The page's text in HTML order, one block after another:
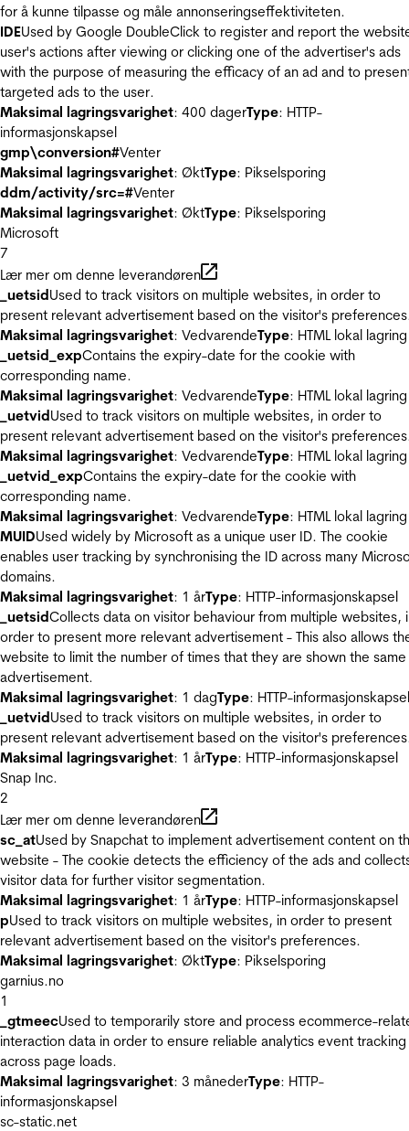
for å kunne tilpasse og måle annonseringseffektiviteten.
IDEUsed by Google DoubleClick to register and report the
user's actions after viewing or clicking one of the advertiser's ads
with the purpose of measuring the efficacy of an ad and to
targeted ads to the user.
Maksimal lagringsvarighet: 400 dagerType: HTTP-
informasjonskapsel
gmp\conversion#Venter
Maksimal lagringsvarighet: ØktType: Pikselsporing
ddm/activity/src=#Venter
Maksimal lagringsvarighet: ØktType: Pikselsporing
Microsoft
7
Lær mer om denne leverandøren
_uetsidUsed to track visitors on multiple websites, in order to
present relevant advertisement based on the visitor's
Maksimal lagringsvarighet: VedvarendeType: HTML lokal lagring
_uetsid_expContains the expiry-date for the cookie with
corresponding name.
Maksimal lagringsvarighet: VedvarendeType: HTML lokal lagring
_uetvidUsed to track visitors on multiple websites, in order to
present relevant advertisement based on the visitor's
Maksimal lagringsvarighet: VedvarendeType: HTML lokal lagring
_uetvid_expContains the expiry-date for the cookie with
corresponding name.
Maksimal lagringsvarighet: VedvarendeType: HTML lokal lagring
MUIDUsed widely by Microsoft as a unique user ID. The cookie
enables user tracking by synchronising the ID across many
domains.
Maksimal lagringsvarighet: 1 årType: HTTP-informasjonskapsel
_uetsidCollects data on visitor behaviour from multiple websites,
order to present more relevant advertisement - This also allows
website to limit the number of times that they are shown the same
advertisement.
Maksimal lagringsvarighet: 1 dagType: HTTP-informasjonskapsel
_uetvidUsed to track visitors on multiple websites, in order to
present relevant advertisement based on the visitor's
Maksimal lagringsvarighet: 1 årType: HTTP-informasjonskapsel
Snap Inc.
2
Lær mer om denne leverandøren
sc_atUsed by Snapchat to implement advertisement content on
website - The cookie detects the efficiency of the ads and
visitor data for further visitor segmentation.
Maksimal lagringsvarighet: 1 årType: HTTP-informasjonskapsel
pUsed to track visitors on multiple websites, in order to present
relevant advertisement based on the visitor's preferences.
Maksimal lagringsvarighet: ØktType: Pikselsporing
garnius.no
1
_gtmeecUsed to temporarily store and process ecommerce-
interaction data in order to ensure reliable analytics event tracking
across page loads.
Maksimal lagringsvarighet: 3 månederType: HTTP-
informasjonskapsel
sc-static.net